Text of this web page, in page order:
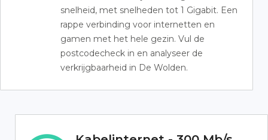
snelheid, met snelheden tot 1 Gigabit. Een
rappe verbinding voor internetten en
gamen met het hele gezin. Vul de
postcodecheck in en analyseer de
verkrijgbaarheid in De Wolden.